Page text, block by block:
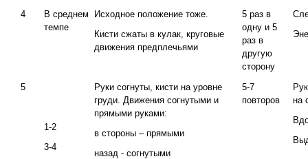
4
В среднем
темпе
Исходное положение тоже.
Кисти сжаты в кулак, круговые
движения предплечьями
5 раз в
одну и 5
раз в
другую
сторону
5
1-2
3-4
Руки согнуты, кисти на уровне
груди. Движения согнутыми и
прямыми руками:
в стороны – прямыми
назад - согнутыми
5-7
повторов
на